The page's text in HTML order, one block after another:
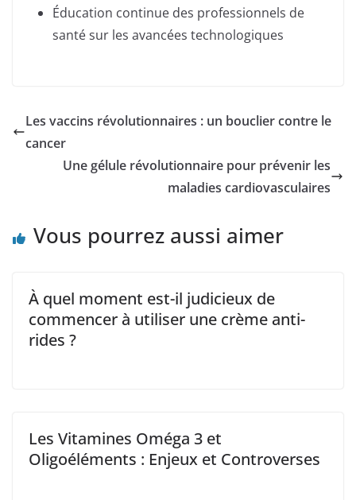
Éducation continue des professionnels de
santé sur les avancées technologiques
Les vaccins révolutionnaires : un bouclier contre le
cancer
Une gélule révolutionnaire pour prévenir les
maladies cardiovasculaires
Vous pourrez aussi aimer
À quel moment est-il judicieux de
commencer à utiliser une crème anti-
rides ?
Les Vitamines Oméga 3 et
Oligoéléments : Enjeux et Controverses